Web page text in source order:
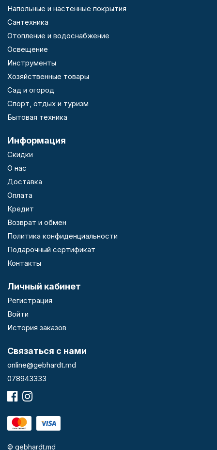
Напольные и настенные покрытия
Сантехника
Отопление и водоснабжение
Освещение
Инструменты
Хозяйственные товары
Сад и огород
Спорт, отдых и туризм
Бытовая техника
Информация
Скидки
О нас
Доставка
Оплата
Кредит
Возврат и обмен
Политика конфиденциальности
Подарочный сертификат
Контакты
Личный кабинет
Регистрация
Войти
История заказов
Связаться с нами
online@gebhardt.md
078943333
© gebhardt.md